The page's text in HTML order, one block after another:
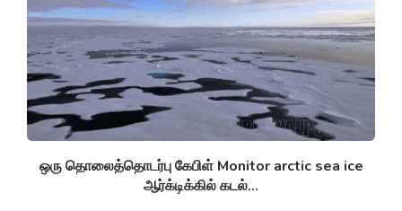
செயற்கை நுண்ணுயிர் எதிர்ப்பிகள் Synthetic antibiotics
மருந்து-எதிர்ப்பு சூப்பர்பக்குகளுக்கு எதிராக